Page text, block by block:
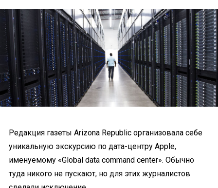
Редакция газеты Arizona Republic организовала себе
уникальную экскурсию по дата-центру Apple,
именуемому «Global data command center». Обычно
туда никого не пускают, но для этих журналистов